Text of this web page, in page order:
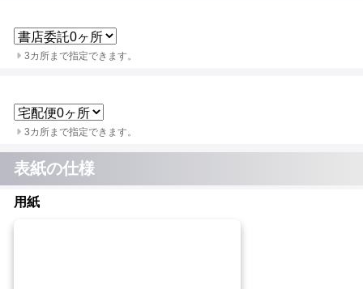
3カ所まで指定できます。
3カ所まで指定できます。
表紙の仕様
用紙